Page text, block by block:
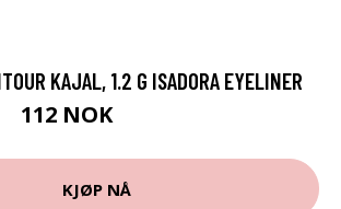
KAJAL, 1.2 G ISADORA EYELINER
112 NOK
KJØP NÅ